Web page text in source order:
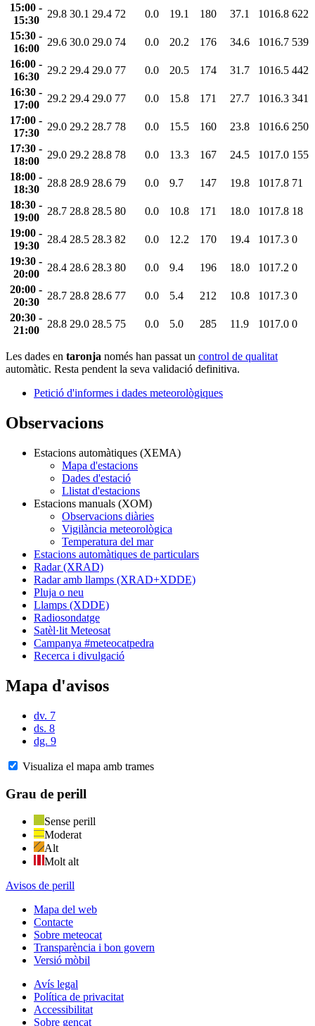
15:00 -
15:30
29.8 30.1 29.4 72 0.0 19.1 180 37.1 1016.8 622
15:30 -
16:00
29.6 30.0 29.0 74 0.0 20.2 176 34.6 1016.7 539
16:00 -
16:30
29.2 29.4 29.0 77 0.0 20.5 174 31.7 1016.5 442
16:30 -
17:00
29.2 29.4 29.0 77 0.0 15.8 171 27.7 1016.3 341
17:00 -
17:30
29.0 29.2 28.7 78 0.0 15.5 160 23.8 1016.6 250
17:30 -
18:00
29.0 29.2 28.8 78 0.0 13.3 167 24.5 1017.0 155
18:00 -
18:30
28.8 28.9 28.6 79 0.0 9.7 147 19.8 1017.8 71
18:30 -
19:00
28.7 28.8 28.5 80 0.0 10.8 171 18.0 1017.8 18
19:00 -
19:30
28.4 28.5 28.3 82 0.0 12.2 170 19.4 1017.3 0
19:30 -
20:00
28.4 28.6 28.3 80 0.0 9.4 196 18.0 1017.2 0
20:00 -
20:30
28.7 28.8 28.6 77 0.0 5.4 212 10.8 1017.3 0
20:30 -
21:00
28.8 29.0 28.5 75 0.0 5.0 285 11.9 1017.0 0
Les dades en taronja només han passat un control de qualitat
automàtic. Resta pendent la seva validació definitiva.
Petició d'informes i dades meteorològiques
Observacions
Estacions automàtiques (XEMA)
Mapa d'estacions
Dades d'estació
Llistat d'estacions
Estacions manuals (XOM)
Observacions diàries
Vigilància meteorològica
Temperatura del mar
Estacions automàtiques de particulars
Radar (XRAD)
Radar amb llamps (XRAD+XDDE)
Pluja o neu
Llamps (XDDE)
Radiosondatge
Satèl·lit Meteosat
Campanya #meteocatpedra
Recerca i divulgació
Mapa d'avisos
dv. 7
ds. 8
dg. 9
Visualiza el mapa amb trames
Grau de perill
Sense perill
Moderat
Alt
Molt alt
Avisos de perill
Mapa del web
Contacte
Sobre meteocat
Transparència i bon govern
Versió mòbil
Avís legal
Política de privacitat
Accessibilitat
Sobre gencat